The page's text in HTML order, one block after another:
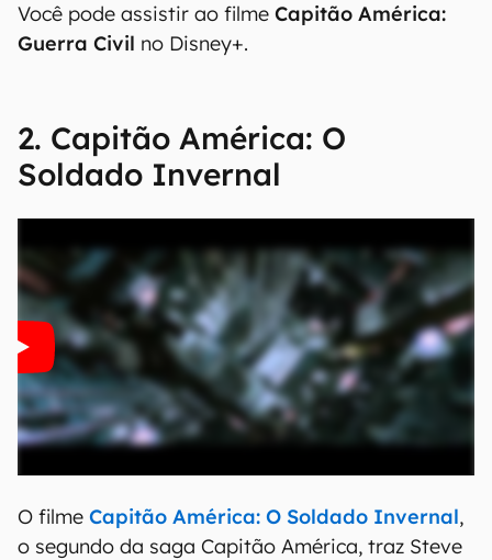
Você pode assistir ao filme Capitão América:
Guerra Civil no Disney+.
2. Capitão América: O
Soldado Invernal
O filme Capitão América: O Soldado Invernal,
o segundo da saga Capitão América, traz Steve